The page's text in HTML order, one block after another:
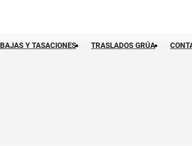
BAJAS Y TASACIONES TRASLADOS GRÚA